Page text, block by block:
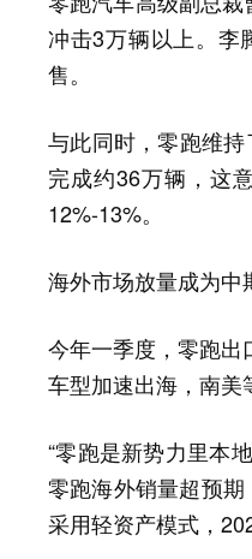
冲击3万辆以上。李
售。
与此同时，零跑维
完成约36万辆，这
12%-13%。
海外市场放量成为中
今年一季度，零跑
车型加速出海，南
“零跑是新势力里本
零跑海外销量超预
采用轻资产模式，